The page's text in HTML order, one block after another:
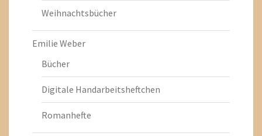
Weihnachtsbücher
Emilie Weber
Bücher
Digitale Handarbeitsheftchen
Romanhefte